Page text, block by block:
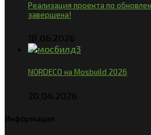
Реализация проекта по
завершена!
18.06.2026
NORDECO на Mosbuild 2026
20.04.2026
Информация